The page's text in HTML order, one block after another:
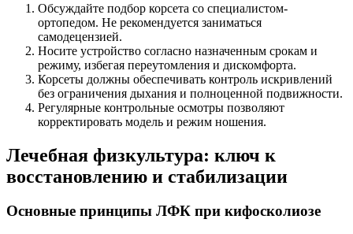
Обсуждайте подбор корсета со специалистом-
ортопедом. Не рекомендуется заниматься
самодецензией.
Носите устройство согласно назначенным срокам и
режиму, избегая переутомления и дискомфорта.
Корсеты должны обеспечивать контроль искривлений
без ограничения дыхания и полноценной подвижности.
Регулярные контрольные осмотры позволяют
корректировать модель и режим ношения.
Лечебная физкультура: ключ к
восстановлению и стабилизации
Основные принципы ЛФК при кифосколиозе